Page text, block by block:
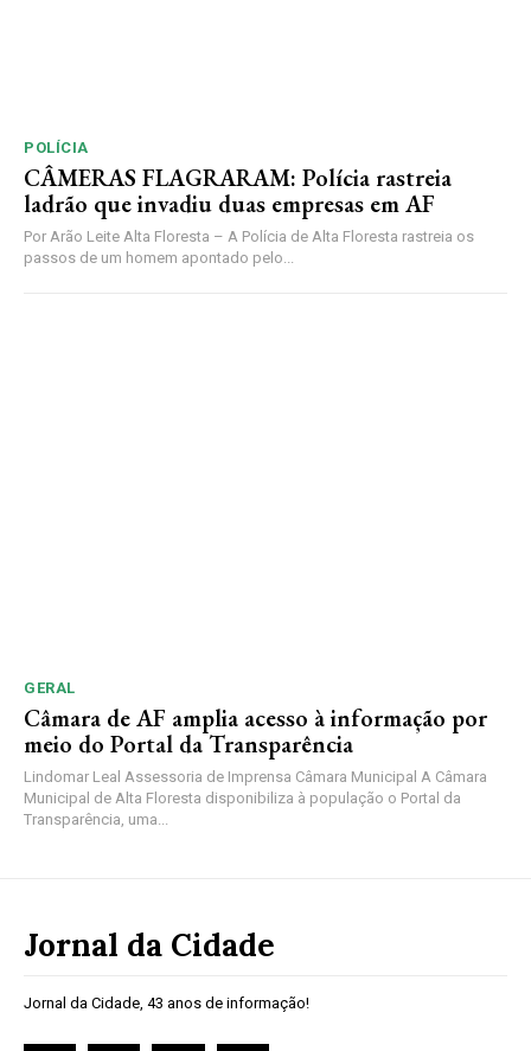
POLÍCIA
CÂMERAS FLAGRARAM: Polícia rastreia
ladrão que invadiu duas empresas em AF
Por Arão Leite Alta Floresta – A Polícia de Alta Floresta rastreia os
passos de um homem apontado pelo...
GERAL
Câmara de AF amplia acesso à informação por
meio do Portal da Transparência
Lindomar Leal Assessoria de Imprensa Câmara Municipal A Câmara
Municipal de Alta Floresta disponibiliza à população o Portal da
Transparência, uma...
Jornal da Cidade
Jornal da Cidade, 43 anos de informação!